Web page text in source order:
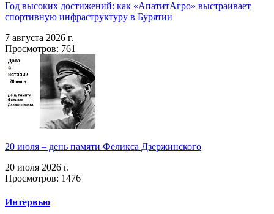
Год высоких достижений: как «АпатитАгро» выстраивает
спортивную инфраструктуру в Бурятии
7 августа 2026 г.
Просмотров: 761
20 июля – день памяти Феликса Дзержинского
20 июля 2026 г.
Просмотров: 1476
Интервью